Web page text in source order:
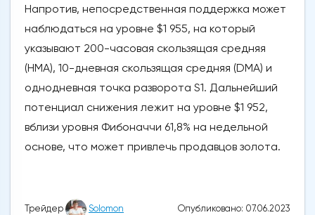
Напротив, непосредственная поддержка может
наблюдаться на уровне $1 955, на который
указывают 200-часовая скользящая средняя
(HMA), 10-дневная скользящая средняя (DMA) и
однодневная точка разворота S1. Дальнейший
потенциал снижения лежит на уровне $1 952,
вблизи уровня Фибоначчи 61,8% на недельной
основе, что может привлечь продавцов золота.
Трейдер Solomon Опубликовано: 07.06.2023